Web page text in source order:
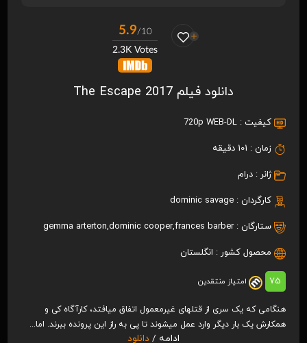
5.9/10
2.3K Votes
دانلود فیلم The Escape 2017
کیفیت : 720p WEB-DL
زمان : 101 دقیقه
ژانر : درام
کارگردان : dominic savage
ستارگان : gemma arterton,dominic cooper,frances barber
محصول کشور : انگلستان
75 امتیاز منتقدین
هنگامی که یک سری از قتل‎های غیرمعمول اتفاق می‎افتد، کارآگاه کی و
همکارش یک بار دیگر وارد عمل می‎شوند تا پی به راز این پرونده ببرند. اما...
ادامه / دانلود